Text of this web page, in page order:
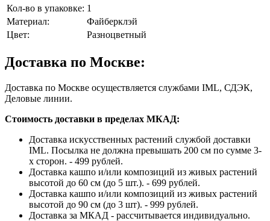
Кол-во в упаковке: 1
Материал:
Файберклэй
Цвет:
Разноцветный
Доставка по Москве:
Доставка по Москве осуществляется службами IML, СДЭК,
Деловые линии.
Стоимость доставки в пределах МКАД:
Доставка искусственных растений службой доставки
IML. Посылка не должна превышать 200 см по сумме 3-
х сторон. - 499 рублей.
Доставка кашпо и/или композиций из живых растений
высотой до 60 см (до 5 шт.). - 699 рублей.
Доставка кашпо и/или композиций из живых растений
высотой до 90 см (до 3 шт). - 999 рублей.
Доставка за МКАД - рассчитывается индивидуально.